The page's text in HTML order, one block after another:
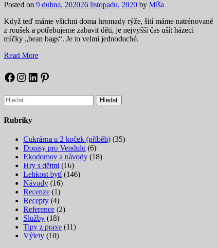
Posted on 9 dubna, 202026 listopadu, 2020 by Míša
Když teď máme všichni doma hromady rýže, šití máme natrénované
z roušek a potřebujeme zabavit děti, je nejvyšší čas ušít házecí
míčky „bean bags“. Je to velmi jednoduché.
Read More
Facebook
Instagram
LinkedIn
Pinterest
Vyhledávání
Rubriky
Cukrárna u 2 koček (příběh) (35)
Dopisy pro Vendulu (6)
Ekodomov a návody (18)
Hry s dětmi (16)
Lehkost bytí(146)
Návody (16)
Recenze (1)
Recepty (4)
Reference (2)
Služby (18)
Tipy z praxe (11)
Výlety (10)